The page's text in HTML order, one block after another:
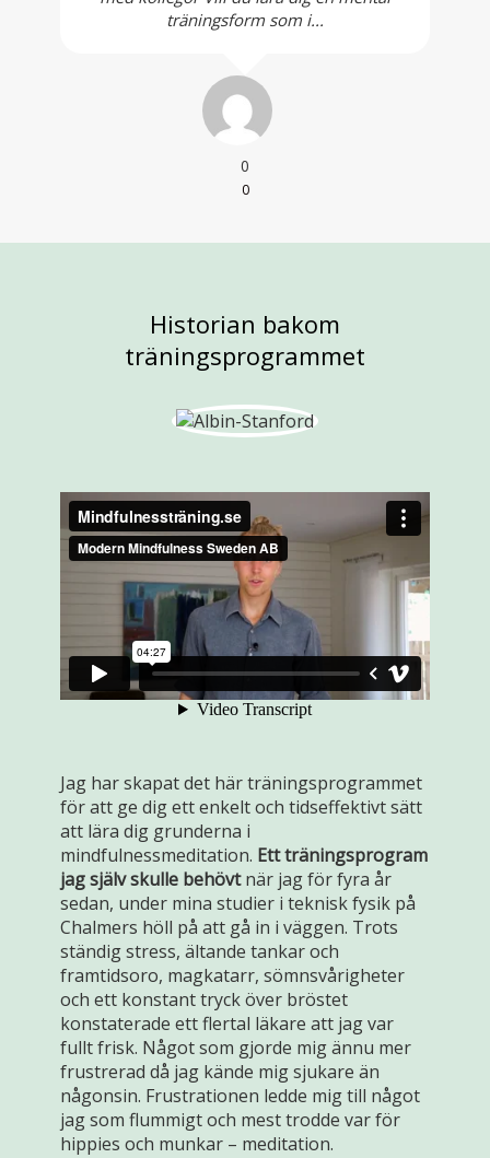
träningsform som i...
0
0
Historian bakom
träningsprogrammet
Jag har skapat det här träningsprogrammet
för att ge dig ett enkelt och tidseffektivt sätt
att lära dig grunderna i
mindfulnessmeditation. Ett träningsprogram
jag själv skulle behövtnär jag för fyra år
sedan, under mina studier i teknisk fysik på
Chalmers höll på att gå in i väggen. Trots
ständig stress, ältande tankar och
framtidsoro, magkatarr, sömnsvårigheter
och ett konstant tryck över bröstet
konstaterade ett flertal läkare att jag var
fullt frisk. Något som gjorde mig ännu mer
frustrerad då jag kände mig sjukare än
någonsin. Frustrationen ledde mig till något
jag som flummigt och mest trodde var för
hippies och munkar – meditation.